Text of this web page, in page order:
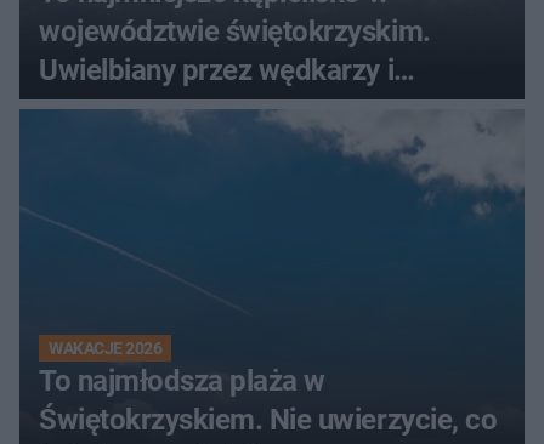
województwie świętokrzyskim.
Uwielbiany przez wędkarzy i
turystów
WAKACJE 2026
To najmłodsza plaża w
Świętokrzyskiem. Nie uwierzycie, co